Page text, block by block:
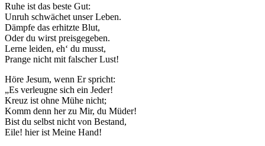
Ruhe ist das beste Gut:
Unruh schwächet unser Leben.
Dämpfe das erhitzte Blut,
Oder du wirst preisgegeben.
Lerne leiden, eh‘ du musst,
Prange nicht mit falscher Lust!
Höre Jesum, wenn Er spricht:
„Es verleugne sich ein Jeder!
Kreuz ist ohne Mühe nicht;
Komm denn her zu Mir, du Müder!
Bist du selbst nicht von Bestand,
Eile! hier ist Meine Hand!
Notwendig
Diese
Cookies